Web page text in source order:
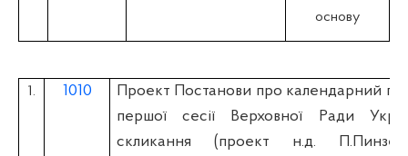
основу
1. 1010
Проект Постанови про календарний
першої сесії Верховної Ради
скликання (проект н.д.